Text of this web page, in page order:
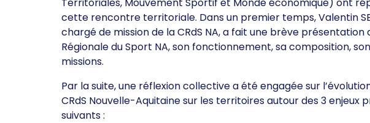
cette rencontre territoriale. Dans un premier temps, Valentin
chargé de mission de la CRdS NA, a fait une brève
Régionale du Sport NA, son fonctionnement, sa composition,
missions.
Par la suite, une réflexion collective a été engagée sur
CRdS Nouvelle-Aquitaine sur les territoires autour des 3 enjeux
suivants :